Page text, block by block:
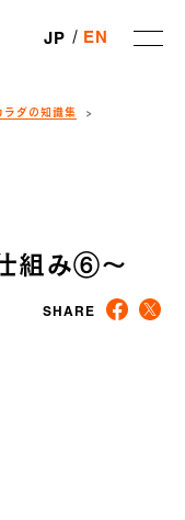
JP EN
ラダの知識集
組み⑥〜
SHARE